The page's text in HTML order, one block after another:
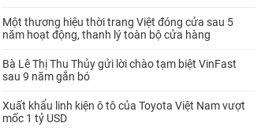
Một thương hiệu thời trang Việt đóng cửa sau 5
năm hoạt động, thanh lý toàn bộ cửa hàng
Bà Lê Thị Thu Thủy gửi lời chào tạm biệt VinFast
sau 9 năm gắn bó
Xuất khẩu linh kiện ô tô của Toyota Việt Nam vượt
mốc 1 tỷ USD